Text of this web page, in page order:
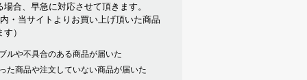
場合、早急に対応させて頂きます。
・当サイトよりお買い上げ頂いた商品
）
ルや不具合のある商品が届いた
た商品や注文していない商品が届いた